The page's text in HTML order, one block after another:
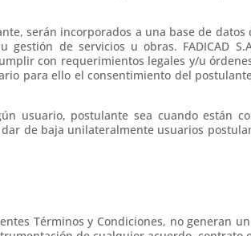
serán incorporados a una base de datos
de servicios u obras. FADICAD
con requerimientos legales y/u
para ello el consentimiento del
usuario, postulante sea cuando están
de baja unilateralmente usuarios
Términos y Condiciones, no generan